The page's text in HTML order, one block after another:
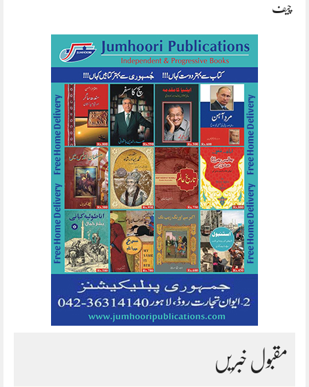
چیف
مقبول خبریں